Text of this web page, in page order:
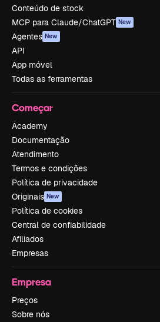
Conteúdo de stock
MCP para Claude/ChatGPT New
Agentes New
API
App móvel
Todas as ferramentas
Começar
Academy
Documentação
Atendimento
Termos e condições
Política de privacidade
Originais New
Política de cookies
Central de confiabilidade
Afiliados
Empresas
Empresa
Preços
Sobre nós